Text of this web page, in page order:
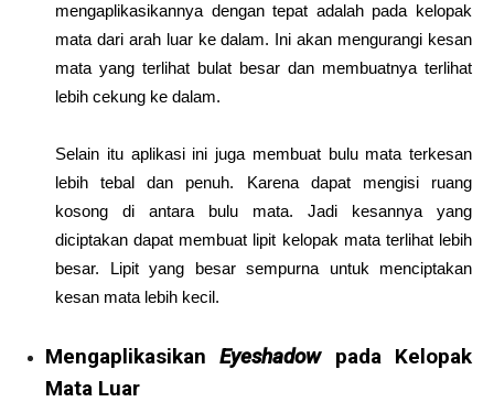
mengaplikasikannya dengan tepat adalah pada kelopak
mata dari arah luar ke dalam. Ini akan mengurangi kesan
mata yang terlihat bulat besar dan membuatnya terlihat
lebih cekung ke dalam.
Selain itu aplikasi ini juga membuat bulu mata terkesan
lebih tebal dan penuh. Karena dapat mengisi ruang
kosong di antara bulu mata. Jadi kesannya yang
diciptakan dapat membuat lipit kelopak mata terlihat lebih
besar. Lipit yang besar sempurna untuk menciptakan
kesan mata lebih kecil.
MengaplikasikanEyeshadow pada Kelopak
Mata Luar